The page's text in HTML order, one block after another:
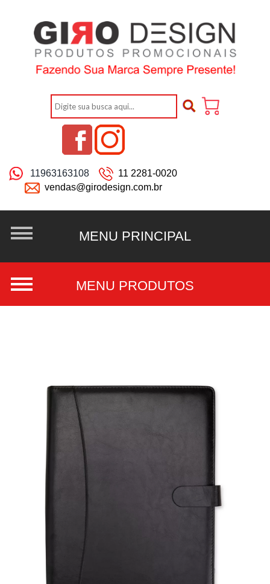
11963163108
11 2281-0020
vendas@girodesign.com.br